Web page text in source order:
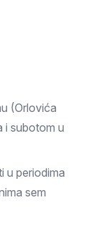
(Orlovića
i subotom u
u periodima
sem